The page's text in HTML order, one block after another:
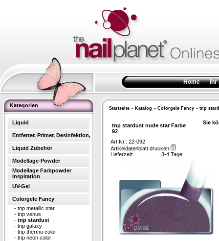
Home Ihr
Kategorien
Liquid
Entfetter, Primer, Desinfektion,
Liquid Zubehör
Modellage-Powder
Modellage Farbpowder
Inspiration
UV-Gel
Colorgele Fancy
- tnp metallic star
- tnp venus
- tnp stardust
- tnp galaxy
- tnp thermo color
- tnp neon color
Startseite » Katalog » Colorgele Fancy » tnp
tnp stardust nude star Farbe
92
Sie
Art.Nr.: 22-092
Artikeldatenblatt drucken
Lieferzeit:
3-4 Tage